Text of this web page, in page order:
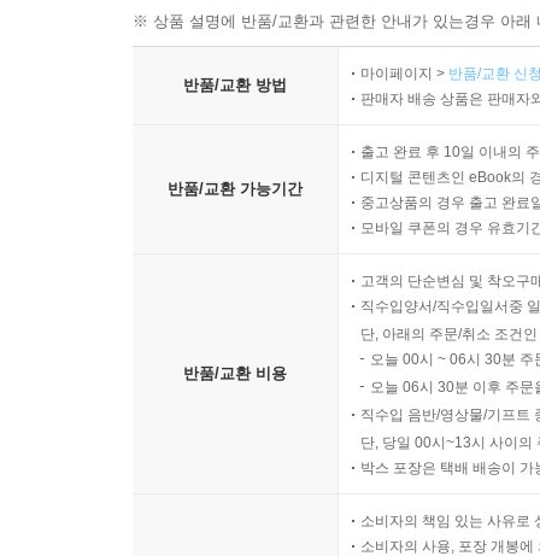
※ 상품 설명에 반품/교환과 관련한 안내가 있는경우 아
반품/교환 방법
마이페이지 > 반품/교환 신
판매자 배송 상품은 판매자
반품/교환 가능기간
출고 완료 후 10일 이내의
디지털 콘텐츠인 eBook의
중고상품의 경우 출고 완료
모바일 쿠폰의 경우 유효기
반품/교환 비용
고객의 단순변심 및 착오구
직수입양서/직수입일서중
단, 아래의 주문/취소 조건
오늘 00시 ~ 06시 30분
오늘 06시 30분 이후 주
직수입 음반/영상물/기프트
단, 당일 00시~13시 사이의
박스 포장은 택배 배송이
소비자의 책임 있는 사유로
소비자의 사용, 포장 개봉